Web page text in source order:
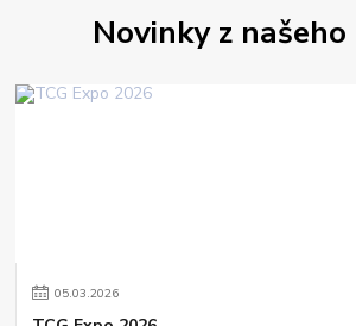
Novinky z
05.03.2026